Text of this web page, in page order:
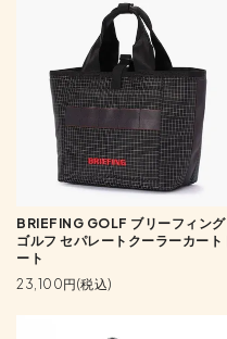
BRIEFING GOLF ブリーフィング
ゴルフ セパレートクーラーカート
ート
23,100円(税込)